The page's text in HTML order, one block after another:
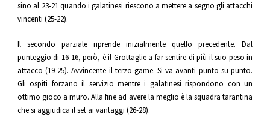
sino al 23-21 quando i galatinesi riescono a mettere a segno gli attacchi
vincenti (25-22).
Il secondo parziale riprende inizialmente quello precedente. Dal
punteggio di 16-16, però, è il Grottaglie a far sentire di più il suo peso in
attacco (19-25). Avvincente il terzo game. Si va avanti punto su punto.
Gli ospiti forzano il servizio mentre i galatinesi rispondono con un
ottimo gioco a muro. Alla fine ad avere la meglio è la squadra tarantina
che si aggiudica il set ai vantaggi (26-28).